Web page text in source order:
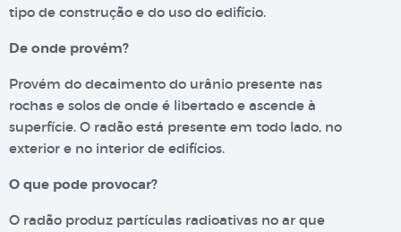
tipo de construção e do uso do edifício.
De onde provém?
Provém do decaimento do urânio presente nas
rochas e solos de onde é libertado e ascende à
superfície. O radão está presente em todo lado, no
exterior e no interior de edifícios.
O que pode provocar?
O radão produz partículas radioativas no ar que